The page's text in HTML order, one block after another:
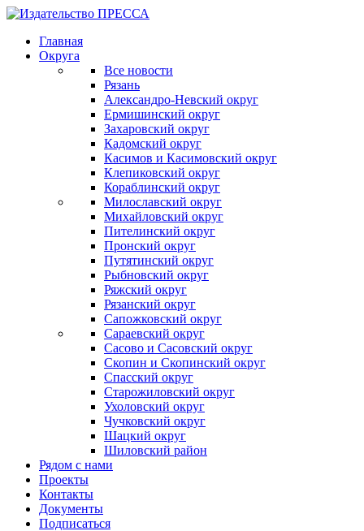
Главная
Округа
Все новости
Рязань
Александро-Невский округ
Ермишинский округ
Захаровский округ
Кадомский округ
Касимов и Касимовский округ
Клепиковский округ
Кораблинский округ
Милославский округ
Михайловский округ
Пителинский округ
Пронский округ
Путятинский округ
Рыбновский округ
Ряжский округ
Рязанский округ
Сапожковский округ
Сараевский округ
Сасово и Сасовский округ
Скопин и Скопинский округ
Спасский округ
Старожиловский округ
Ухоловский округ
Чучковский округ
Шацкий округ
Шиловский район
Рядом с нами
Проекты
Контакты
Документы
Подписаться